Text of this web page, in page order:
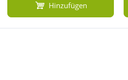
Hinzufügen